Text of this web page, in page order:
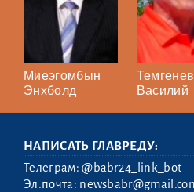
Миеэгомбын
Энхболд
Василий
НАПИСАТЬ ГЛАВРЕДУ:
Телеграм:@babr24_link_bot
Эл.почта: